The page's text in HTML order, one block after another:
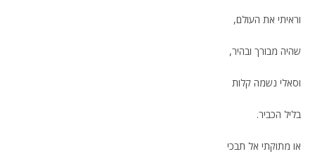
וראיתי את העולם,
שהיה מבורך ובהיר,
וסאלי נשמה קלות
בליל הכביר.
או מתוקתי אל תבכי